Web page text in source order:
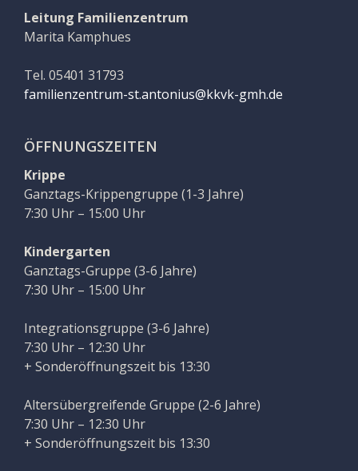
Leitung Familienzentrum
Marita Kamphues
Tel. 05401 31793
familienzentrum-st.antonius@kkvk-gmh.de
ÖFFNUNGSZEITEN
Krippe
Ganztags-Krippengruppe (1-3 Jahre)
7:30 Uhr – 15:00 Uhr
Kindergarten
Ganztags-Gruppe (3-6 Jahre)
7:30 Uhr – 15:00 Uhr
Integrationsgruppe (3-6 Jahre)
7:30 Uhr – 12:30 Uhr
+ Sonderöffnungszeit bis 13:30
Altersübergreifende Gruppe (2-6 Jahre)
7:30 Uhr – 12:30 Uhr
+ Sonderöffnungszeit bis 13:30